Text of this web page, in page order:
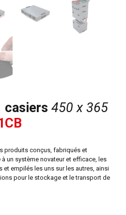
casiers 450 x 365
produits conçus, fabriqués et
un système novateur et efficace, les
empilés les uns sur les autres, ainsi
pour le stockage et le transport de